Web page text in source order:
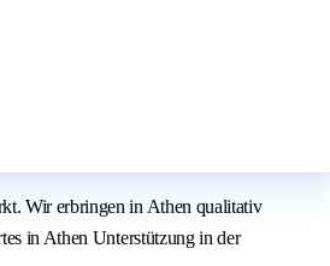
Wir erbringen in Athen qualitativ
in Athen Unterstützung in der